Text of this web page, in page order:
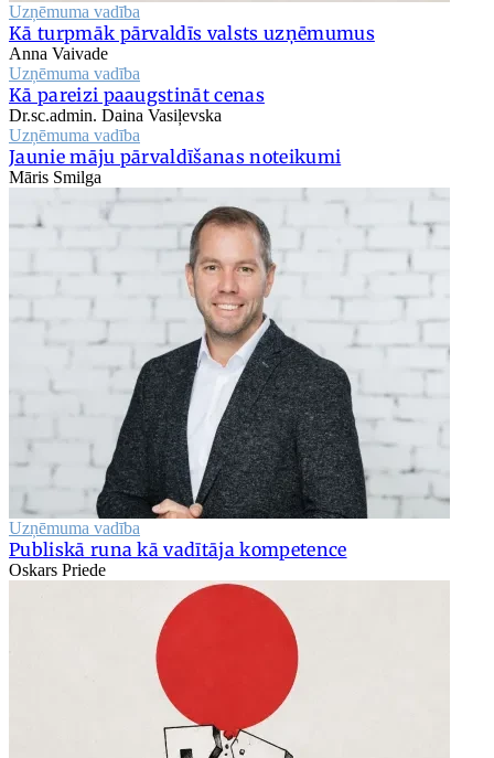
Uzņēmuma vadība
Kā turpmāk pārvaldīs valsts uzņēmumus
Anna Vaivade
Uzņēmuma vadība
Kā pareizi paaugstināt cenas
Dr.sc.admin. Daina Vasiļevska
Uzņēmuma vadība
Jaunie māju pārvaldīšanas noteikumi
Māris Smilga
Uzņēmuma vadība
Publiskā runa kā vadītāja kompetence
Oskars Priede